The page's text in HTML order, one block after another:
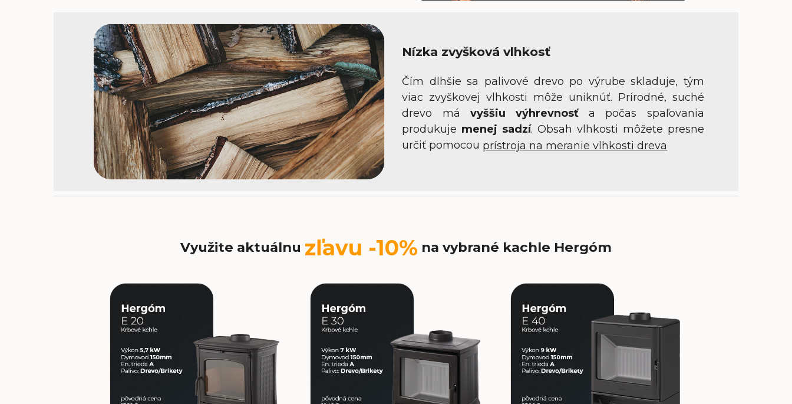
Nízka zvyšková vlhkosť
Čím dlhšie sa palivové drevo po výrube skladuje, tým
viac zvyškovej vlhkosti môže uniknúť. Prírodné, suché
drevo má vyššiu výhrevnosť a počas spaľovania
produkuje menej sadzí. Obsah vlhkosti môžete presne
určiť pomocou prístroja na meranie vlhkosti dreva
Využite aktuálnu zľavu -10% na vybrané kachle Hergóm